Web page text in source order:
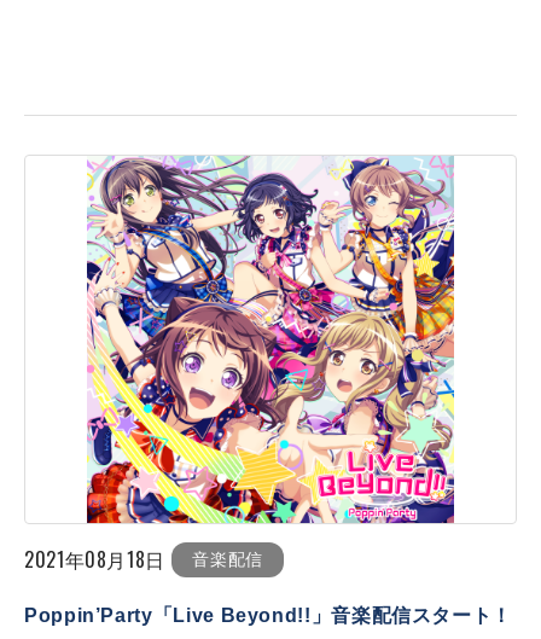
2021年08月18日 音楽配信
Poppin’Party「Live Beyond!!」音楽配信スタート！